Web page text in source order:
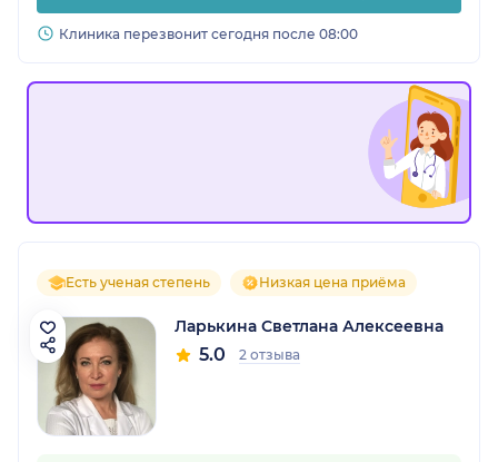
Клиника перезвонит сегодня после 08:00
Есть ученая степень Низкая цена приёма
Ларькина Светлана Алексеевна
5.0 2 отзыва